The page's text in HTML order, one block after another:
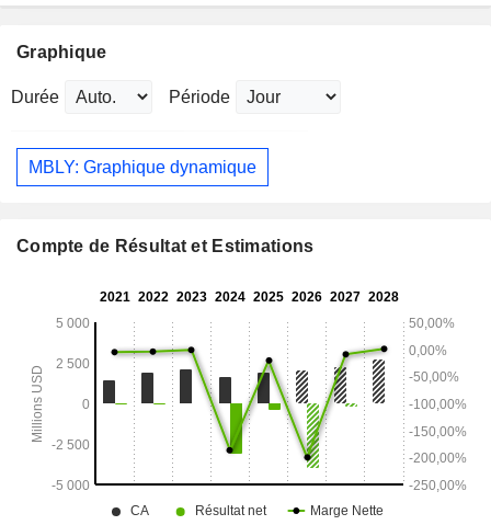
Graphique
Durée Période
MBLY: Graphique dynamique
Compte de Résultat et Estimations